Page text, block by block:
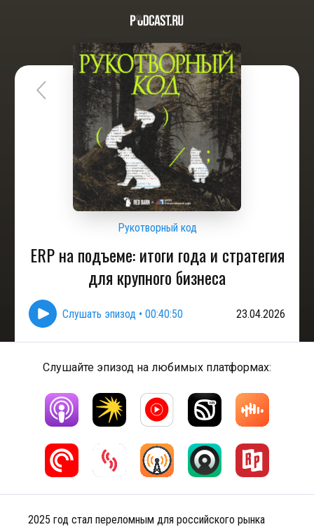
Рукотворный код
ERP на подъеме: итоги года и стратегия
для крупного бизнеса
Слушать эпизод • 00:40:50 23.04.2026
Слушайте эпизод на любимых платформах:
2025 год стал переломным для российского рынка